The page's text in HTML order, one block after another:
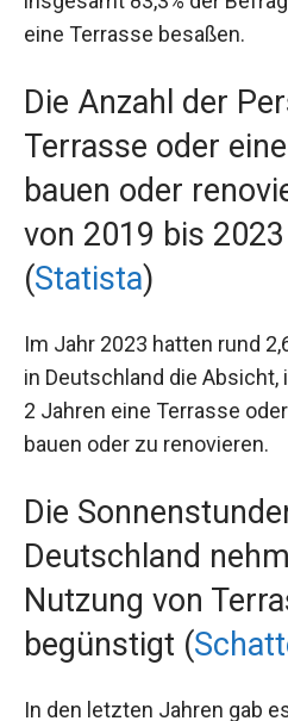
eine Terrasse besaßen.
Die Anzahl der
Terrasse oder
bauen oder
von 2019 bis
(Statista)
Im Jahr 2023 hatten rund
in Deutschland die
2 Jahren eine Terrasse
bauen oder zu renovieren.
Die
Deutschland
Nutzung von
begünstigt (
In den letzten Jahren gab